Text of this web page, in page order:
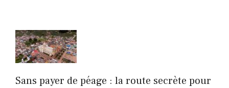
Sans payer de péage : la route secrète pour